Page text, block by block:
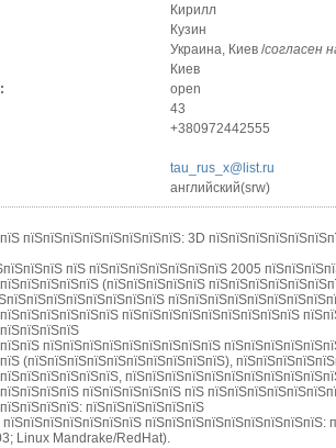
Кирилл
Кузин
Украина, Киев /согласен
Киев
open
43
+380972442555
tau_rus_x@list.ru
английский(srw)
пїЅпїЅпїЅпїЅпїЅпїЅпїЅпїЅ: 3D
пїЅ пїЅпїЅпїЅпїЅпїЅпїЅпїЅ 2005
(пїЅпїЅпїЅпїЅпїЅ
пїЅпїЅпїЅпїЅпїЅпїЅпїЅпїЅпїЅ
пїЅпїЅпїЅпїЅпїЅпїЅпїЅпїЅпїЅ
(пїЅпїЅпїЅпїЅпїЅпїЅпїЅпїЅпїЅпїЅ),
пїЅпїЅпїЅпїЅпїЅ пїЅ
пїЅпїЅпїЅпїЅпїЅпїЅ
Linux Mandrake/RedHat).